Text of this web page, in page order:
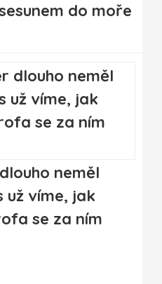
do moře
neměl
už víme, jak
se za ním